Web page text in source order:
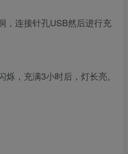
，连接针孔USB然后进行充
，充满3小时后，灯长亮。